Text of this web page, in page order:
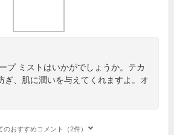
プ ミストはいかがでしょうか。テカ
ぎ、肌に潤いを与えてくれますよ。オ
のおすすめコメント（2件）